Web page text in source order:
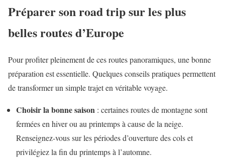
Préparer son road trip sur les plus
belles routes d’Europe
Pour profiter pleinement de ces routes panoramiques, une bonne
préparation est essentielle. Quelques conseils pratiques permettent
de transformer un simple trajet en véritable voyage.
Choisir la bonne saison : certaines routes de montagne sont
fermées en hiver ou au printemps à cause de la neige.
Renseignez-vous sur les périodes d’ouverture des cols et
privilégiez la fin du printemps à l’automne.